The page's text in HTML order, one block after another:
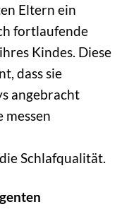
Eltern ein
fortlaufende
Kindes. Diese
dass sie
angebracht
messen
Schlafqualität.